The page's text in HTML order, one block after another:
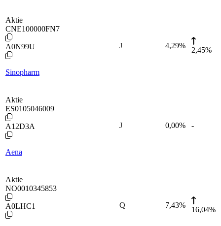
Aktie
CNE100000FN7
A0N99U
Sinopharm
J 4,29%
2,45%
Aktie
ES0105046009
A12D3A
Aena
J 0,00% -
Aktie
NO0010345853
A0LHC1 Q 7,43%
16,04%